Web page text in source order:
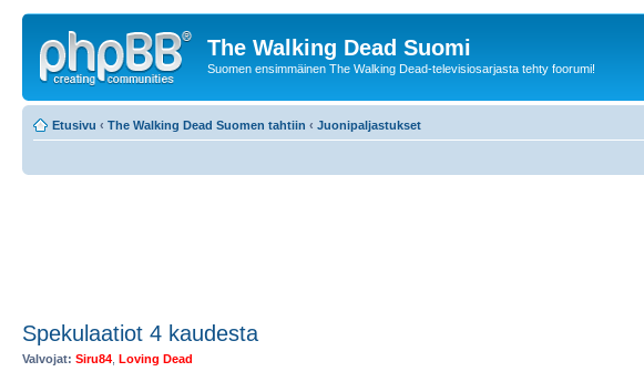
The Walking Dead Suomi
Suomen ensimmäinen The Walking Dead-televisiosarjasta tehty foorumi!
Etusivu ‹ The Walking Dead Suomen tahtiin ‹ Juonipaljastukset
Spekulaatiot 4 kaudesta
Valvojat: Siru84 Loving Dead